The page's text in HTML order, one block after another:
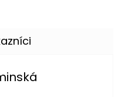
je 5 z 5 hviezdičiek.